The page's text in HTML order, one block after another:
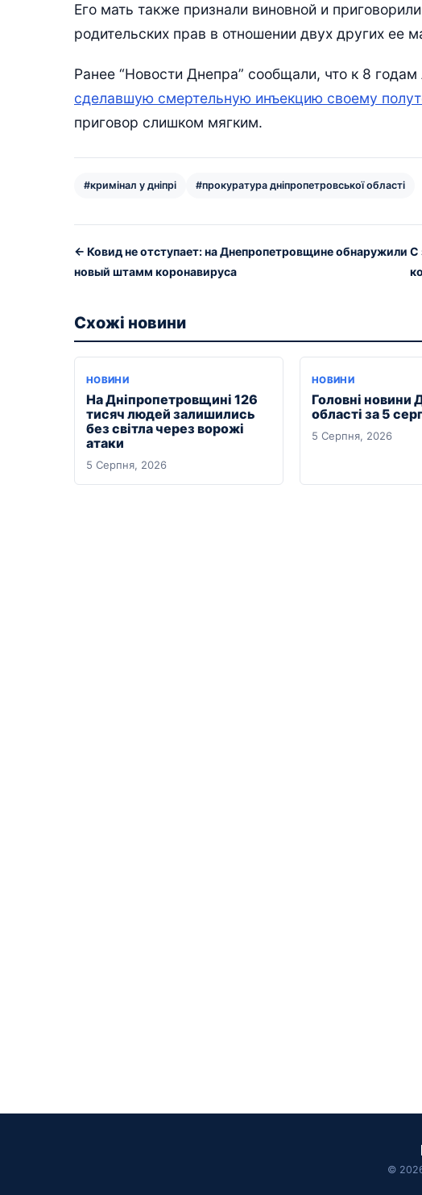
Его мать также признали виновной и
родительских прав в отношении двух других ее
Ранее “Новости Днепра” сообщали, что к 8
сделавшую смертельную инъекцию своему
приговор слишком мягким.
#кримінал у дніпрі #прокуратура дніпропетровської області
← Ковид не отступает: на Днепропетровщине обнаружили
новый штамм коронавируса
С
Схожі новини
НОВИНИ
На Дніпропетровщині 126
тисяч людей залишились
без світла через ворожі
атаки
5 Серпня, 2026
НОВИНИ
Головні новини
області за 5
5 Серпня, 2026
©